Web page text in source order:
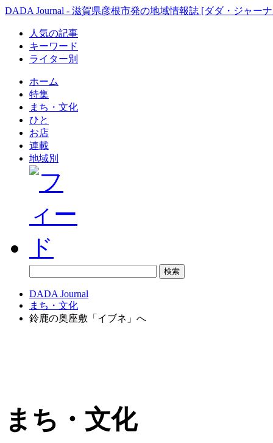
DADA Journal - 滋賀県彦根市発の地域情報誌 [ダダ・ジャー
人気の記事
キーワード
ライター別
ホーム
特集
まち・文化
ひと
お店
連載
地域別
DADA Journal
まち・文化
鈴鹿の奥座敷「イブネ」へ
まち・文化